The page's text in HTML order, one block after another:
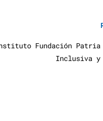
Fundación Patria
Inclusiva y